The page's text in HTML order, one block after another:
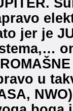
jer je
u